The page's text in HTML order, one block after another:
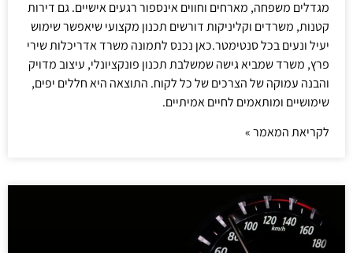
מגדלים משפחה, מארחים וחווים אינספור רגעים אישיים. גם דירות
קטנות, משרדים וקליניקות דורשים תכנון מקצועי שיאפשר שימוש
יעיל ונעים בכל סנטימטר.כאן נכנס לתמונה משרד אדריכלות שירי
פרץ, משרד שמביא גישה שמשלבת תכנון פונקציונלי, עיצוב מדויק
והבנה עמוקה של הצרכים של כל לקוח. התוצאה היא חללים יפים,
שימושיים ומותאמים לחיים אמיתיים.
לקריאת המאמר »